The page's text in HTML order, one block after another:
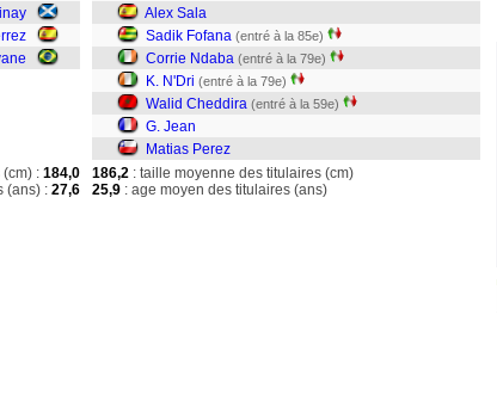
Alex Sala
Sadik Fofana (entré à la 85e)
Corrie Ndaba (entré à la 79e)
K. N'Dri (entré à la 79e)
Walid Cheddira (entré à la 59e)
G. Jean
Matias Perez
: 184,0
(ans) : 27,6
186,2 : taille moyenne des titulaires (cm)
25,9 : age moyen des titulaires (ans)